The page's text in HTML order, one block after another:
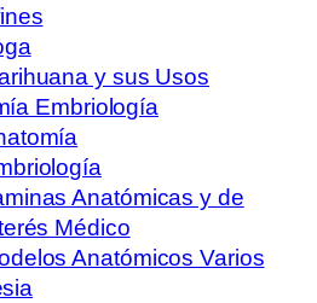
y sus Usos
Embriología
Anatómicas y de
Médico
Anatómicos Varios